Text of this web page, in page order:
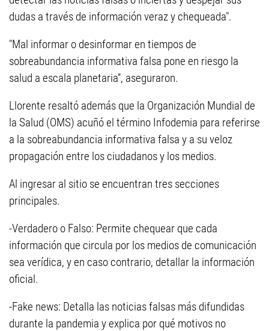
dudas a través de información veraz y chequeada".
"Mal informar o desinformar en tiempos de
sobreabundancia informativa falsa pone en riesgo la
salud a escala planetaria”, aseguraron.
Llorente resaltó además que la Organización Mundial de
la Salud (OMS) acuñó el término Infodemia para referirse
a la sobreabundancia informativa falsa y a su veloz
propagación entre los ciudadanos y los medios.
Al ingresar al sitio se encuentran tres secciones
principales.
-Verdadero o Falso: Permite chequear que cada
información que circula por los medios de comunicación
sea verídica, y en caso contrario, detallar la información
oficial.
-Fake news: Detalla las noticias falsas más difundidas
durante la pandemia y explica por qué motivos no